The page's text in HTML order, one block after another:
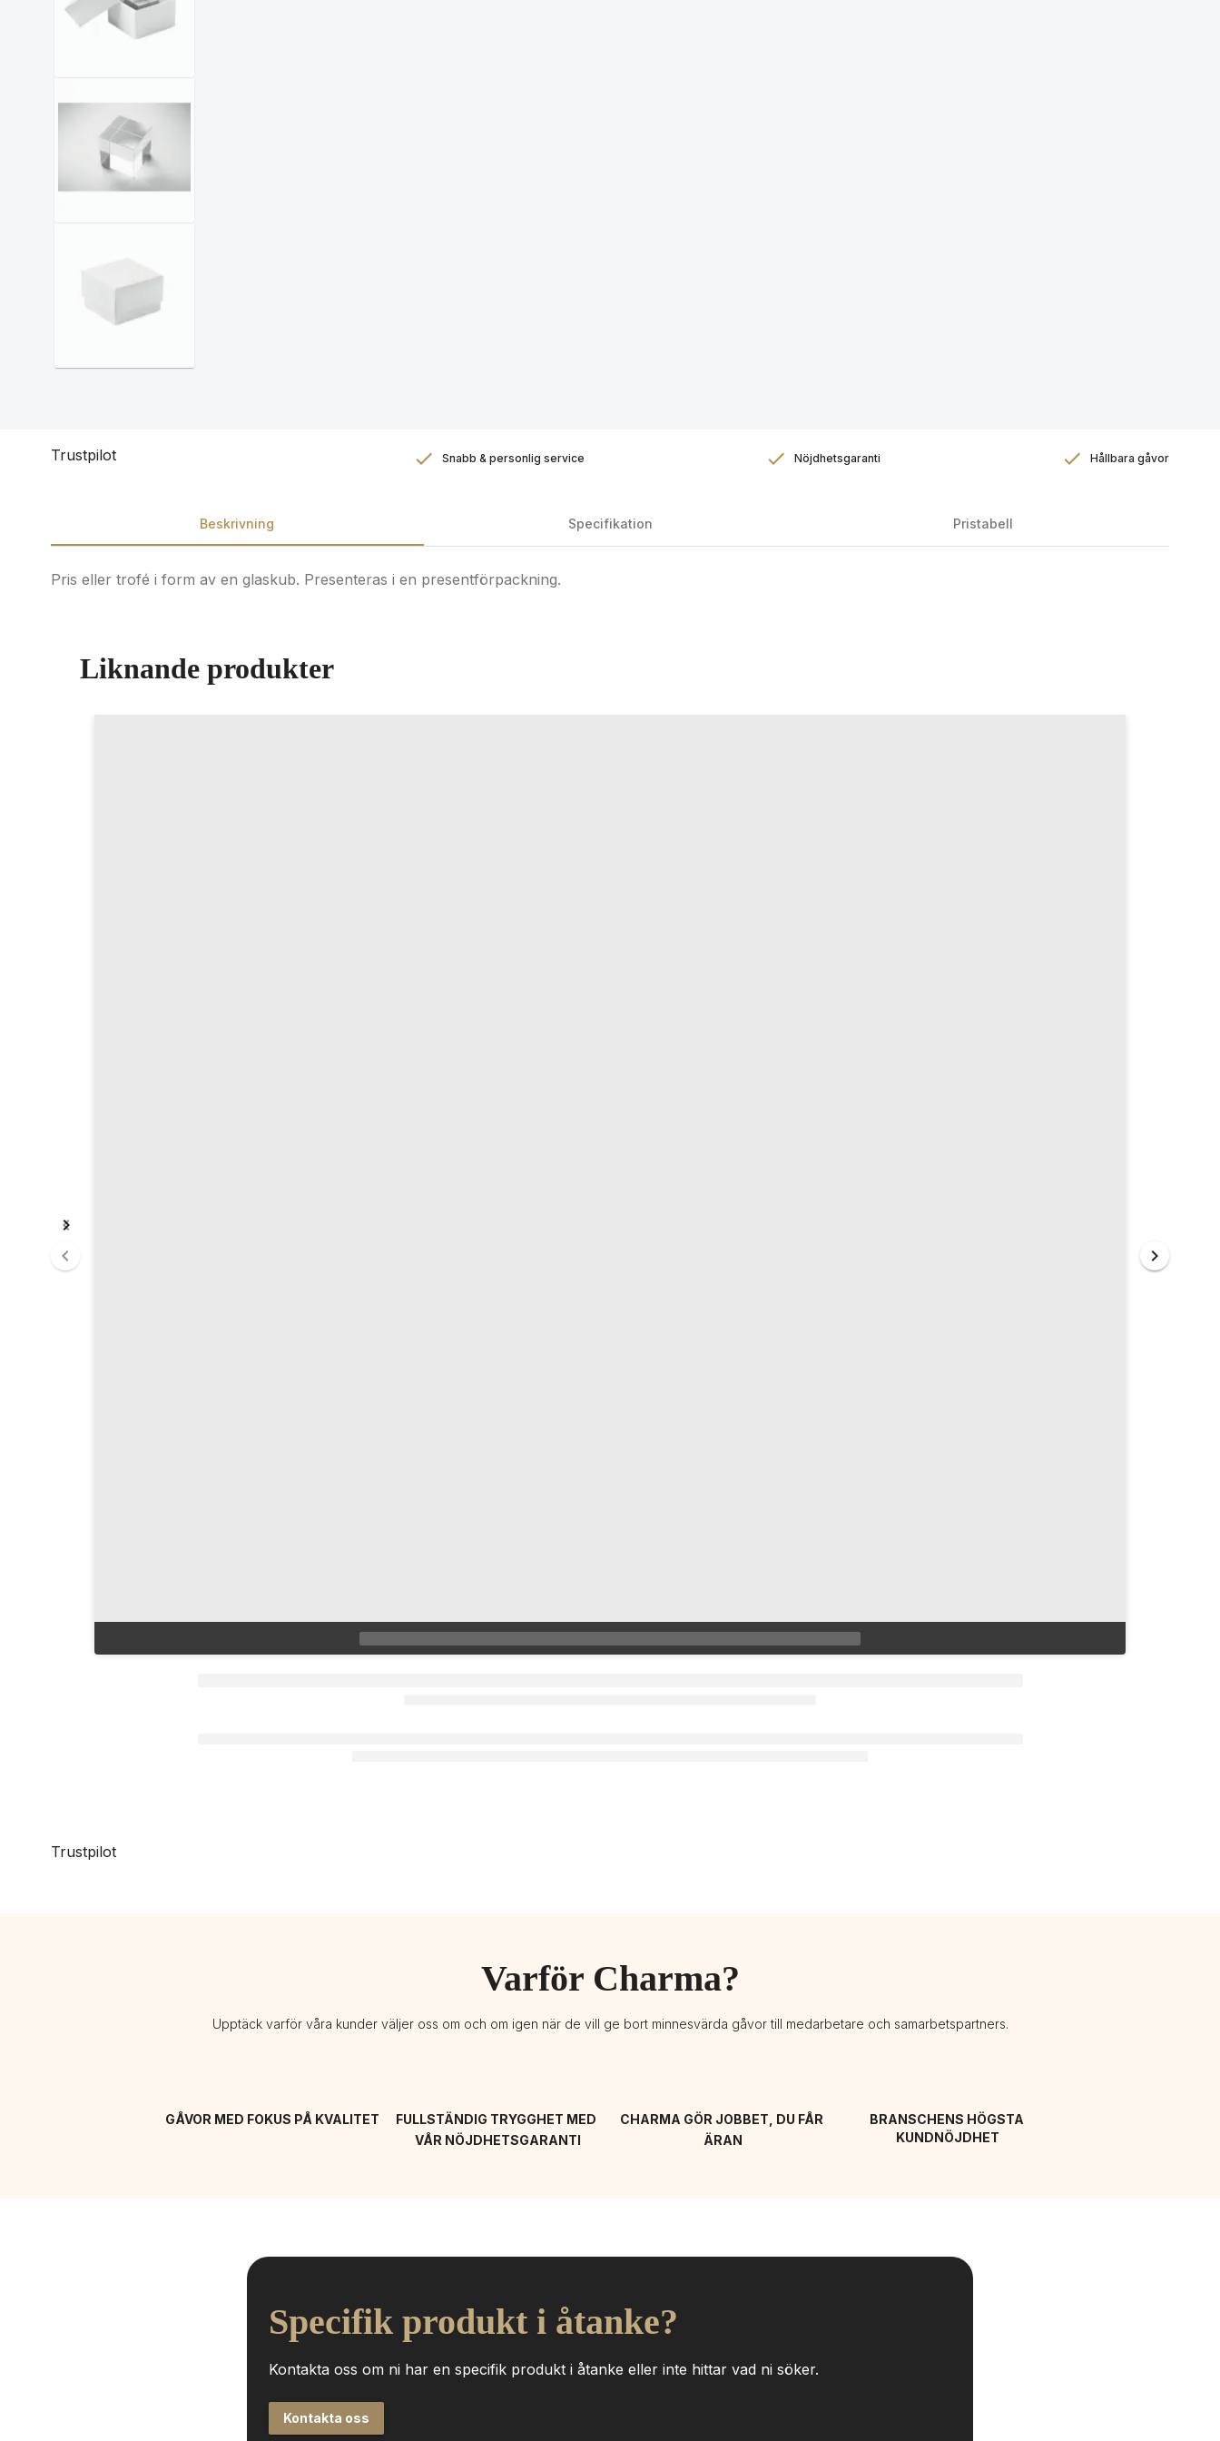
Trustpilot Snabb & personlig service Nöjdhetsgaranti Hållbara gåvor
Beskrivning Specifikation Pristabell
Pris eller trofé i form av en glaskub. Presenteras i en presentförpackning.
Liknande produkter
Trustpilot
Varför Charma?
Upptäck varför våra kunder väljer oss om och om igen när de vill ge bort minnesvärda gåvor till medarbetare och samarbetspartners.
GÅVOR MED FOKUS PÅ KVALITET
FULLSTÄNDIG TRYGGHET MED
VÅR NÖJDHETSGARANTI
CHARMA GÖR JOBBET, DU FÅR
ÄRAN
BRANSCHENS HÖGSTA
KUNDNÖJDHET
Specifik produkt i åtanke?
Kontakta oss om ni har en specifik produkt i åtanke eller inte hittar vad ni söker.
Kontakta oss